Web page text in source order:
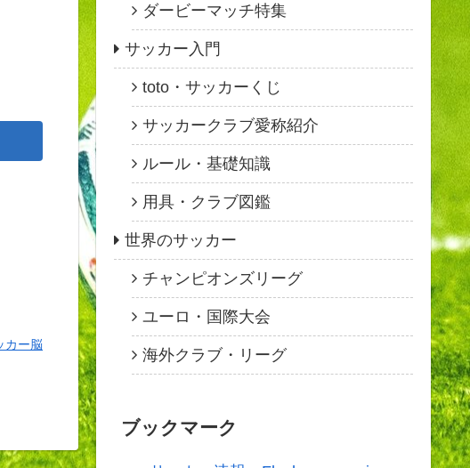
カー脳
ダービーマッチ特集
サッカー入門
toto・サッカーくじ
サッカークラブ愛称紹介
ルール・基礎知識
用具・クラブ図鑑
世界のサッカー
チャンピオンズリーグ
ユーロ・国際大会
海外クラブ・リーグ
ブックマーク